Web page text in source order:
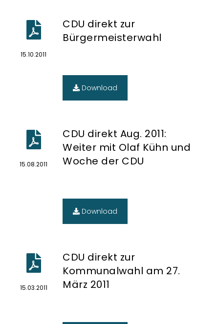
Download
15.10.2011
CDU direkt zur
Bürgermeisterwahl
Download
15.08.2011
CDU direkt Aug. 2011:
Weiter mit Olaf Kühn und
Woche der CDU
Download
15.03.2011
CDU direkt zur
Kommunalwahl am 27.
März 2011